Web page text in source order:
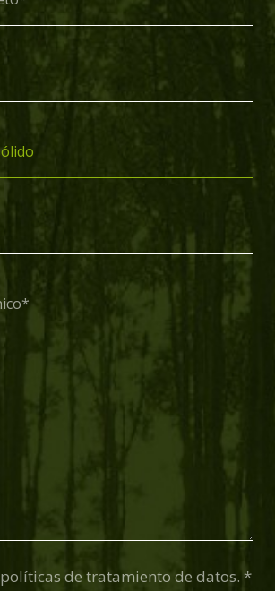
políticas de tratamiento de datos. *